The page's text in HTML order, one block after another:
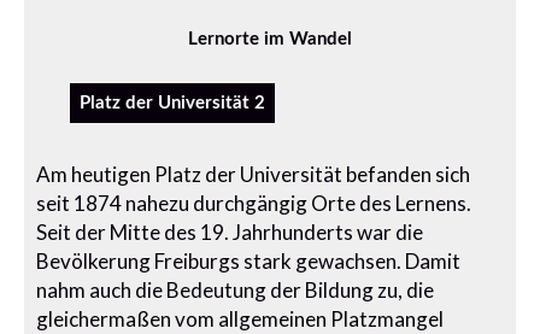
Lernorte im Wandel
Platz der Universität 2
Am heutigen Platz der Universität befanden sich
seit 1874 nahezu durchgängig Orte des Lernens.
Seit der Mitte des 19. Jahrhunderts war die
Bevölkerung Freiburgs stark gewachsen. Damit
nahm auch die Bedeutung der Bildung zu, die
gleichermaßen vom allgemeinen Platzmangel